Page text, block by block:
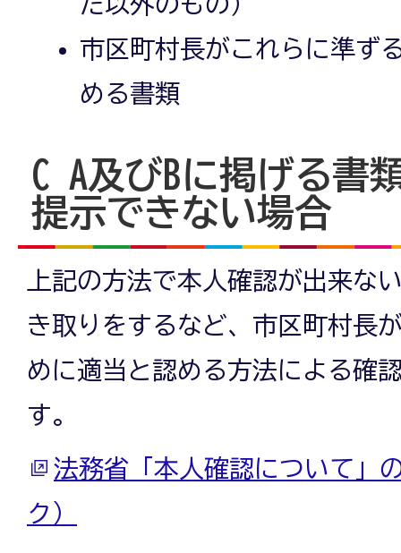
市区町村長がこれらに準ず
める書類
C A及びBに掲げる書
提示できない場合
上記の方法で本人確認が出来な
き取りをするなど、市区町村長
めに適当と認める方法による確
す。
法務省「本人確認について」
ク）